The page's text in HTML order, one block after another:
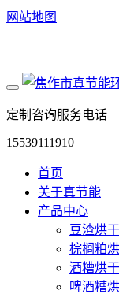
网站地图
定制咨询服务电话
15539111910
首页
关于真节能
产品中心
豆渣烘
棕榈粕
酒糟烘
啤酒糟